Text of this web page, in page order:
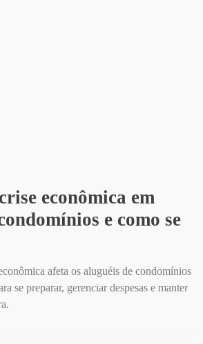
econômica em
e como se
afeta os aluguéis de condomínios
se preparar, gerenciar despesas e manter